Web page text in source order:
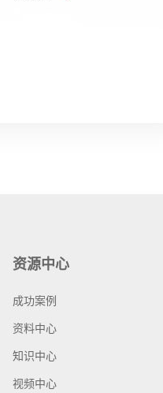
资源中心
成功案例
资料中心
知识中心
视频中心